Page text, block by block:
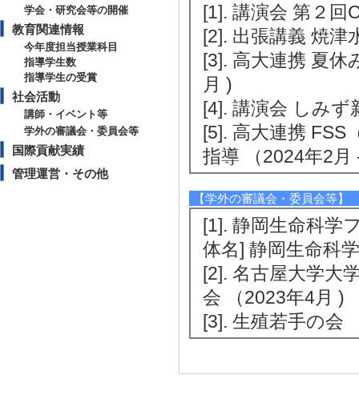
学会・研究会等の開催
教育関連情報
今年度担当授業科目
指導学生数
指導学生の受賞
社会活動
講師・イベント等
学外の審議会・委員会等
国際貢献実績
管理運営・その他
[1]. 講演会 第２回
[2]. 出張講義 焼津
[3]. 高大連携 夏休
月 )
[4]. 講演会 しみず
[5]. 高大連携
指導 （2024年2月
【学外の審議会・委員会等】
[1]. 静岡生命科学
体名] 静岡生命科
[2]. 名古屋大学大
会 （2023年4月 )
[3]. 生殖若手の会